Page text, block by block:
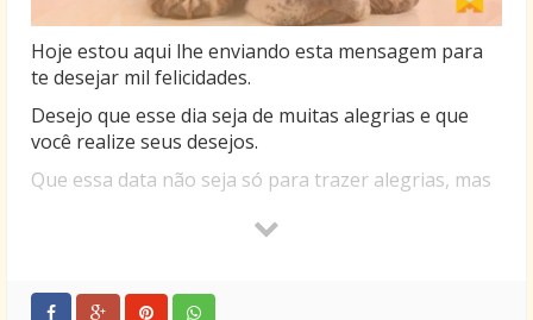
Hoje estou aqui lhe enviando esta mensagem para
te desejar mil felicidades.
Desejo que esse dia seja de muitas alegrias e que
você realize seus desejos.
Que essa data não seja só para trazer alegrias, mas
aprender as lições que a vida nos oferece.
alegres, sejam passos importantes em sua vida.